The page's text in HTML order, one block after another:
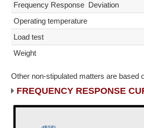
Frequency Response Deviation
Operating temperature
Load test
Weight
Other non-stipulated matters are based
FREQUENCY RESPONSE